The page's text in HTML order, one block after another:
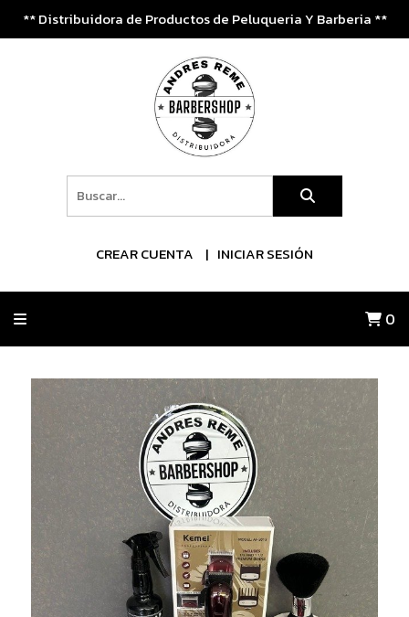
** Distribuidora de Productos de Peluqueria Y Barberia **
CREAR CUENTA INICIAR SESIÓN
0